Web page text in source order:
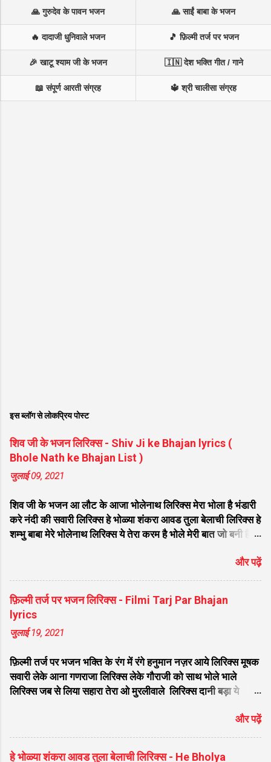
🙏 गुरुदेव के पावन भजन 🙏 साईं बाबा के भजन
🔥 दादाजी धुनिवाले भजन 🎵 फ़िल्मी तर्ज पर भजन
🎉 खाटू श्याम जी के भजन 🇮🇳 देश भक्ति गीत / गाने
📖 संपूर्ण आरती संग्रह 🔱 श्री चालीसा संग्रह
इस ब्लॉग से लोकप्रिय पोस्ट
शिव जी के भजन लिरिक्स - Shiv Ji ke Bhajan lyrics (
Bhole Nath ke Bhajan List )
जुलाई 09, 2021
शिव जी के भजन आ लौट के आजा भोलेनाथ लिरिक्स मेरा भोला है भंडारी
करे नंदी की सवारी लिरिक्स हे भोळ्या शंकरा आवड तुला बेलाची लिरिक्स हे
शम्भु बाबा मेरे भोलेनाथ लिरिक्स ये तेरा करम है भोले मेरी बात जो बनी है
गुलशन सा मेरे भोलेनाथ आये है लिरिक्स नगर में जोगी आया भेद कोई
समझ ना पाया लिरिक्स शिवजी तेरे द्वार हम भी आयेंगे लिरिक्स सांसो की
माला पे सिमरु मै शिव का नाम लिरिक्स डम डम डमरू बजाना होगा भोले
मेरी कुटिया में आना होगा लिरिक्स मेरे भोले से भोले बाबा लिरिक्स भोलेनाथ
का चेला लिरिक्स भोले चेला बना लेना लिरिक्स सिर पे विराजे गंगा की धार
लिरिक्स महादेवा - Mahadeva Hansraj Raghuwanshi लिरिक्स
ऐसा डमरू बजाया भोलेनाथ ने लिरिक्स शिव शंकर औघड दानी बम भोला
लिरिक्स शिव कैलाशों के वासी शंकर संकट हरना लि...
और पढ़ें
फ़िल्मी तर्ज पर भजन लिरिक्स - Filmi Tarj Par Bhajan
lyrics
जुलाई 19, 2021
फ़िल्मी तर्ज पर भजन भक्ति के रंग में रंगे हनुमान नज़र आये लिरिक्स मूषक
सवारी लेके आना गणराजा लिरिक्स लेके गौराजी को साथ भोले भाले
लिरिक्स जब से लिया सहारा तेरा ओ मुरलीवाले लिरिक्स दानी बड़ा ये
समंदर लांघ के हनुमत लंका नगरी आ गए लिरिक्स वतन के सिवा कुछ ना
चाहत करेंगे लिरिक्स मेरे साँवरे तेरे बिन जी ना लग लिरिक्स मिला दो अरे
द्वारपालों मेरे घनश्याम से तुम मिला दो लिरिक्स मेरे सांवरे तुझ बिन नहीं जग
और पढ़ें
हे भोळ्या शंकरा आवड तुला बेलाची लिरिक्स - He Bholya